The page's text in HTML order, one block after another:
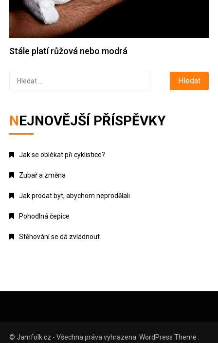
Stále platí růžová nebo modrá
Vyhledávání
NEJNOVĚJŠÍ PŘÍSPĚVKY
Jak se oblékat při cyklistice?
Zubař a změna
Jak prodat byt, abychom neprodělali
Pohodlná čepice
Stěhování se dá zvládnout
© Jamfolk.cz - Všechna práva vyhrazena. WordPress Theme :